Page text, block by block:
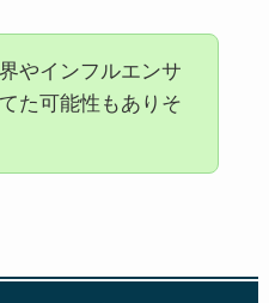
やインフルエンサ
た可能性もありそ